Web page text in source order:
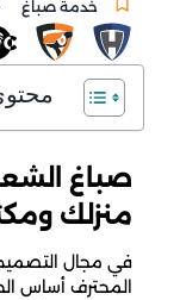
خدمة صباغ
صباغ
منزلك
في مجال التصميم
المحترف أساس